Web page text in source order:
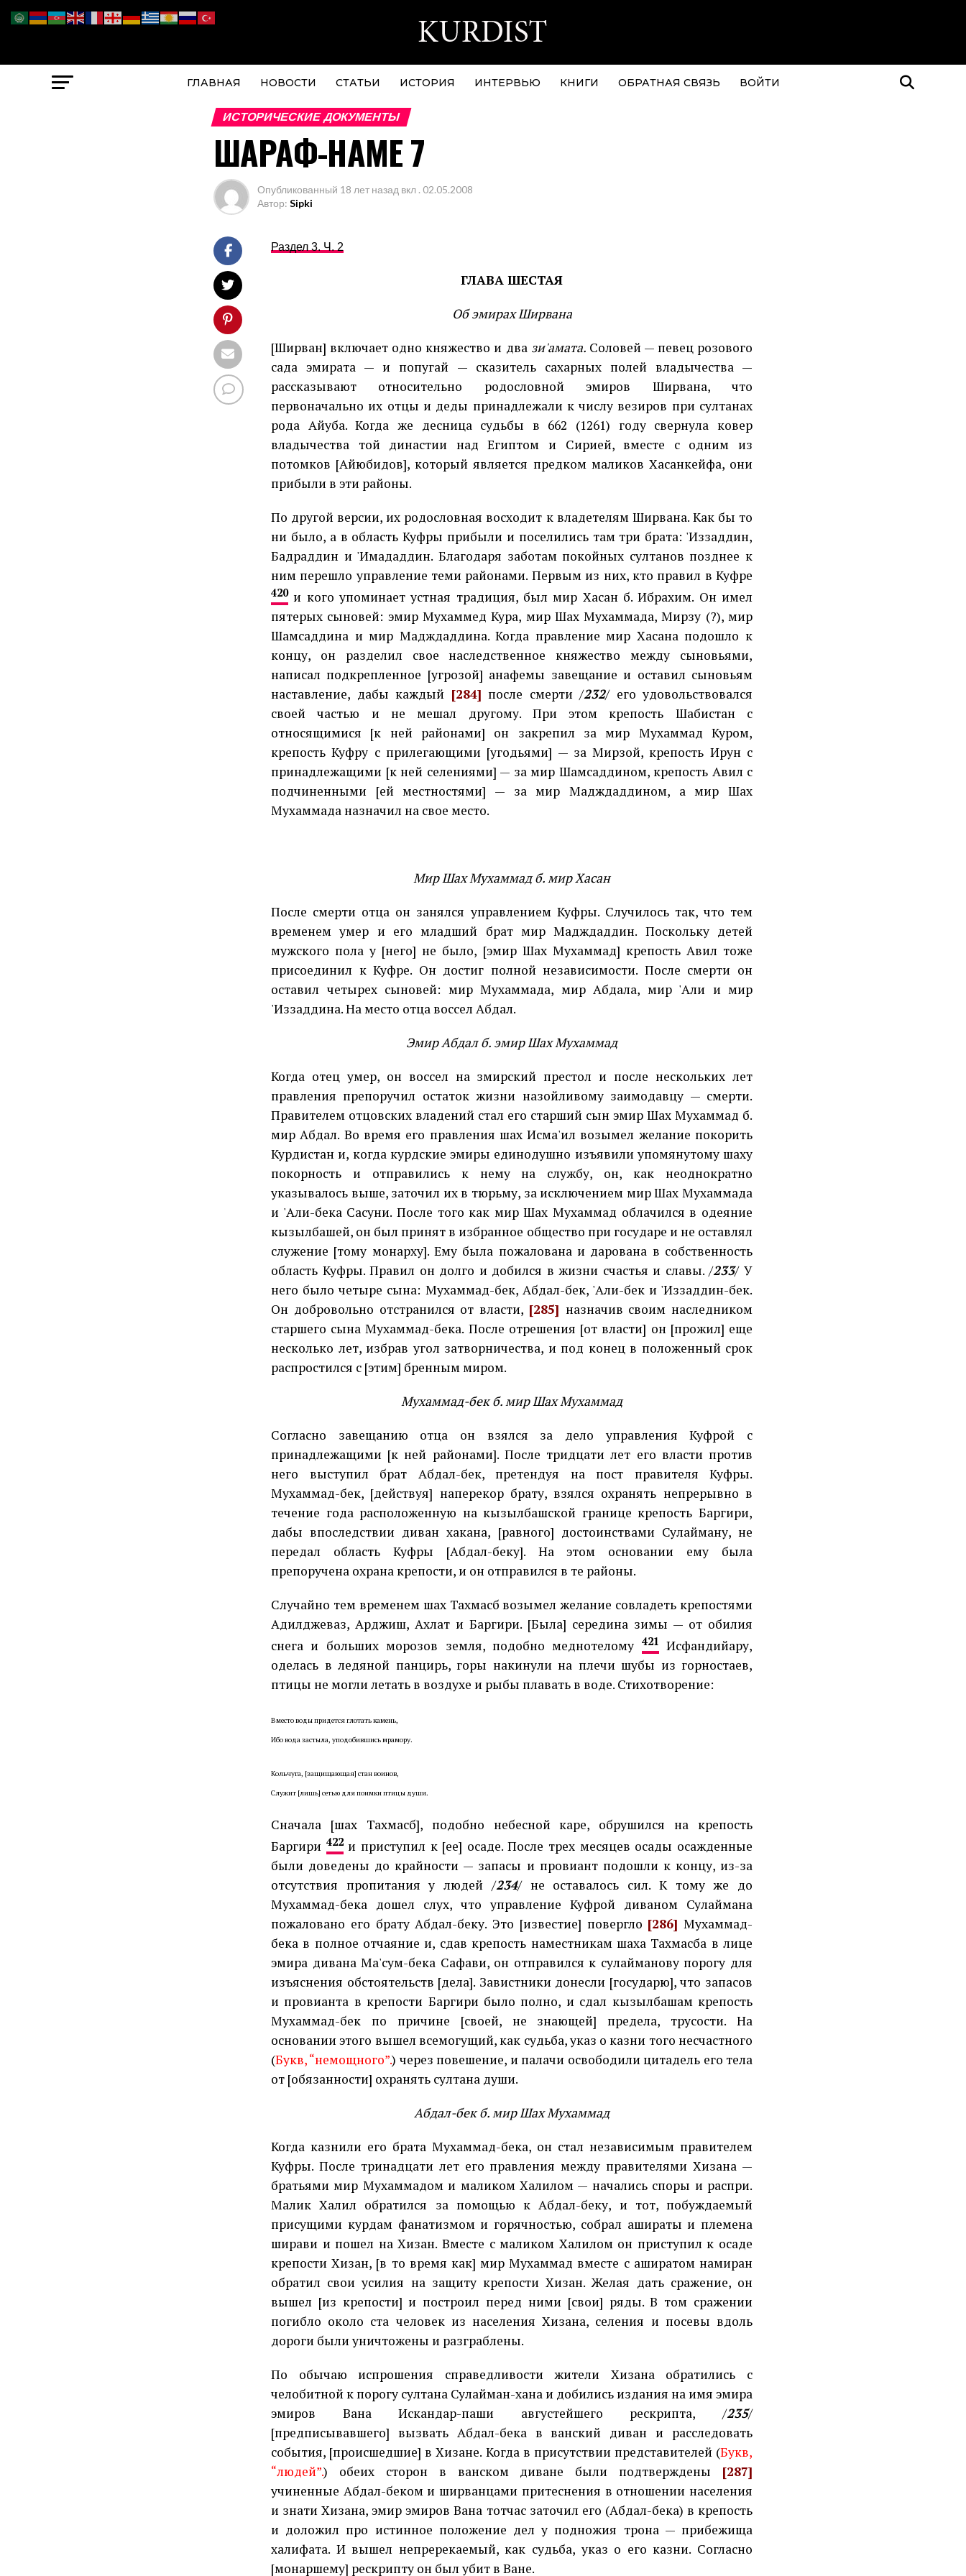
ГЛАВНАЯ НОВОСТИ СТАТЬИ ИСТОРИЯ ИНТЕРВЬЮ КНИГИ ОБРАТНАЯ СВЯЗЬ ВОЙТИ
ИСТОРИЧЕСКИЕ ДОКУМЕНТЫ
ШАРАФ-НАМЕ 7
Опубликованный 18 лет назад вкл . 02.05.2008
Автор: Sipki
Раздел 3. Ч. 2
ГЛАВА ШЕСТАЯ
Об эмирах Ширвана
[Ширван] включает одно княжество и два зи'амата. Соловей — певец розового
сада эмирата — и попугай — сказитель сахарных полей владычества —
рассказывают относительно родословной эмиров Ширвана, что
первоначально их отцы и деды принадлежали к числу везиров при султанах
рода Айуба. Когда же десница судьбы в 662 (1261) году свернула ковер
владычества той династии над Египтом и Сирией, вместе с одним из
потомков [Айюбидов], который является предком маликов Хасанкейфа, они
прибыли в эти районы.
По другой версии, их родословная восходит к владетелям Ширвана. Как бы то
ни было, а в область Куфры прибыли и поселились там три брата: 'Иззаддин,
Бадраддин и 'Имададдин. Благодаря заботам покойных султанов позднее к
ним перешло управление теми районами. Первым из них, кто правил в Куфре
420и кого упоминает устная традиция, был мир Хасан б. Ибрахим. Он имел
пятерых сыновей: эмир Мухаммед Кура, мир Шах Мухаммада, Мирзу (?), мир
Шамсаддина и мир Мадждаддина. Когда правление мир Хасана подошло к
концу, он разделил свое наследственное княжество между сыновьями,
написал подкрепленное [угрозой] анафемы завещание и оставил сыновьям
наставление, дабы каждый [284] после смерти /232/ его удовольствовался
своей частью и не мешал другому. При этом крепость Шабистан с
относящимися [к ней районами] он закрепил за мир Мухаммад Куром,
крепость Куфру с прилегающими [угодьями] — за Мирзой, крепость Ирун с
принадлежащими [к ней селениями] — за мир Шамсаддином, крепость Авил с
подчиненными [ей местностями] — за мир Мадждаддином, а мир Шах
Мухаммада назначил на свое место.
Мир Шах Мухаммад б. мир Хасан
После смерти отца он занялся управлением Куфры. Случилось так, что тем
временем умер и его младший брат мир Мадждаддин. Поскольку детей
мужского пола у [него] не было, [эмир Шах Мухаммад] крепость Авил тоже
присоединил к Куфре. Он достиг полной независимости. После смерти он
оставил четырех сыновей: мир Мухаммада, мир Абдала, мир 'Али и мир
'Иззаддина. На место отца воссел Абдал.
Эмир Абдал б. эмир Шах Мухаммад
Когда отец умер, он воссел на змирский престол и после нескольких лет
правления препоручил остаток жизни назойливому заимодавцу — смерти.
Правителем отцовских владений стал его старший сын эмир Шах Мухаммад б.
мир Абдал. Во время его правления шах Исма'ил возымел желание покорить
Курдистан и, когда курдские эмиры единодушно изъявили упомянутому шаху
покорность и отправились к нему на службу, он, как неоднократно
указывалось выше, заточил их в тюрьму, за исключением мир Шах Мухаммада
и 'Али-бека Сасуни. После того как мир Шах Мухаммад облачился в одеяние
кызылбашей, он был принят в избранное общество при государе и не оставлял
служение [тому монарху]. Ему была пожалована и дарована в собственность
область Куфры. Правил он долго и добился в жизни счастья и славы. /233/ У
него было четыре сына: Мухаммад-бек, Абдал-бек, 'Али-бек и 'Иззаддин-бек.
Он добровольно отстранился от власти, [285] назначив своим наследником
старшего сына Мухаммад-бека. После отрешения [от власти] он [прожил] еще
несколько лет, избрав угол затворничества, и под конец в положенный срок
распростился с [этим] бренным миром.
Мухаммад-бек б. мир Шах Мухаммад
Согласно завещанию отца он взялся за дело управления Куфрой с
принадлежащими [к ней районами]. После тридцати лет его власти против
него выступил брат Абдал-бек, претендуя на пост правителя Куфры.
Мухаммад-бек, [действуя] наперекор брату, взялся охранять непрерывно в
течение года расположенную на кызылбашской границе крепость Баргири,
дабы впоследствии диван хакана, [равного] достоинствами Сулайману, не
передал область Куфры [Абдал-беку]. На этом основании ему была
препоручена охрана крепости, и он отправился в те районы.
Случайно тем временем шах Тахмасб возымел желание совладеть крепостями
Адилджеваз, Арджиш, Ахлат и Баргири. [Была] середина зимы — от обилия
снега и больших морозов земля, подобно меднотелому 421 Исфандийару,
оделась в ледяной панцирь, горы накинули на плечи шубы из горностаев,
птицы не могли летать в воздухе и рыбы плавать в воде. Стихотворение:
Вместо воды придется глотать камень,
Ибо вода застыла, уподобившись мрамору.
Кольчуга, [защищающая] стан воинов,
Служит [лишь] сетью для поимки птицы души.
Сначала [шах Тахмасб], подобно небесной каре, обрушился на крепость
Баргири 422и приступил к [ее] осаде. После трех месяцев осады осажденные
были доведены до крайности — запасы и провиант подошли к концу, из-за
отсутствия пропитания у людей /234/ не оставалось сил. К тому же до
Мухаммад-бека дошел слух, что управление Куфрой диваном Сулаймана
пожаловано его брату Абдал-беку. Это [известие] повергло [286] Мухаммад-
бека в полное отчаяние и, сдав крепость наместникам шаха Тахмасба в лице
эмира дивана Ма'сум-бека Сафави, он отправился к сулайманову порогу для
изъяснения обстоятельств [дела]. Завистники донесли [государю], что запасов
и провианта в крепости Баргири было полно, и сдал кызылбашам крепость
Мухаммад-бек по причине [своей, не знающей] предела, трусости. На
основании этого вышел всемогущий, как судьба, указ о казни того несчастного
(Букв, “немощного”.) через повешение, и палачи освободили цитадель его тела
от [обязанности] охранять султана души.
Абдал-бек б. мир Шах Мухаммад
Когда казнили его брата Мухаммад-бека, он стал независимым правителем
Куфры. После тринадцати лет его правления между правителями Хизана —
братьями мир Мухаммадом и маликом Халилом — начались споры и распри.
Малик Халил обратился за помощью к Абдал-беку, и тот, побуждаемый
присущими курдам фанатизмом и горячностью, собрал ашираты и племена
ширави и пошел на Хизан. Вместе с маликом Халилом он приступил к осаде
крепости Хизан, [в то время как] мир Мухаммад вместе с аширатом намиран
обратил свои усилия на защиту крепости Хизан. Желая дать сражение, он
вышел [из крепости] и построил перед ними [свои] ряды. В том сражении
погибло около ста человек из населения Хизана, селения и посевы вдоль
дороги были уничтожены и разграблены.
По обычаю испрошения справедливости жители Хизана обратились с
челобитной к порогу султана Сулайман-хана и добились издания на имя эмира
эмиров Вана Искандар-паши августейшего рескрипта, /235/
[предписывавшего] вызвать Абдал-бека в ванский диван и расследовать
события, [происшедшие] в Хизане. Когда в присутствии представителей (Букв,
“людей”.) обеих сторон в ванском диване были подтверждены [287]
учиненные Абдал-беком и ширванцами притеснения в отношении населения
и знати Хизана, эмир эмиров Вана тотчас заточил его (Абдал-бека) в крепость
и доложил про истинное положение дел у подножия трона — прибежища
халифата. И вышел непререкаемый, как судьба, указ о его казни. Согласно
[монаршему] рескрипту он был убит в Ване.